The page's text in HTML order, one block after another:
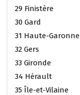
29 Finistère
30 Gard
31 Haute-Garonne
32 Gers
33 Gironde
34 Hérault
35 Île-et-Vilaine